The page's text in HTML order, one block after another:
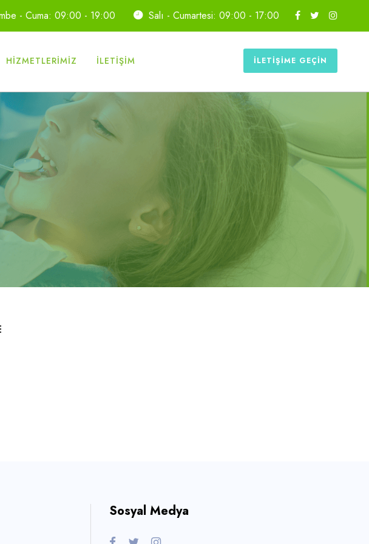
- Cuma: 09:00 - 19:00 Salı - Cumartesi: 09:00 - 17:00
HIZMETLERIMIZ İLETIŞIM İLETIŞIME GEÇIN
Sosyal Medya